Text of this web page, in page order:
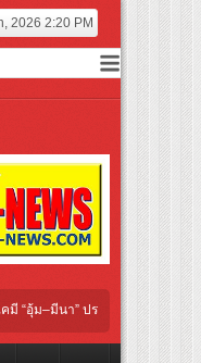
2026 2:20 PM
” ประกบคู่ครั้งสำคัญ ชวนแฟนปักห
“HPV ไม่เป็นไร…ไม่ได้”